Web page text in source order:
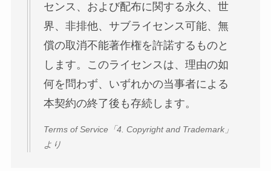
センス、および配布に関する永久、世
界、非排他、サブライセンス可能、無
償の取消不能著作権を許諾するものと
します。このライセンスは、理由の如
何を問わず、いずれかの当事者による
本契約の終了後も存続します。
Terms of Service「4. Copyright and Trademark」
より